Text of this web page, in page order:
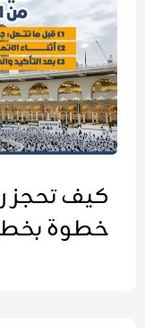
كيف تحجز
خطوة